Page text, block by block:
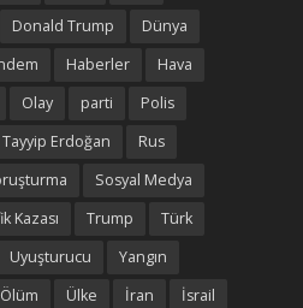
Donald Trump
Dünya
Haberler
Hava
Olay parti
Polis
Erdoğan
Rus
Sosyal Medya
Kazası Trump
Türk
Uyuşturucu
Yangın
Ölüm Ülke İran
İsrail